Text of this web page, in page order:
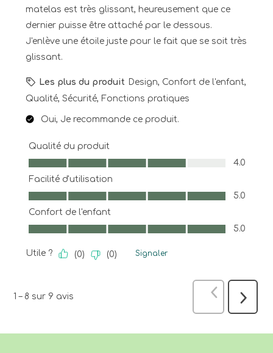
matelas est très glissant, heureusement que ce
dernier puisse être attaché par le dessous.
J'enlève une étoile juste pour le fait que se soit très
glissant.
Les plus du produit Design, Confort de l'enfant,
Qualité, Sécurité, Fonctions pratiques
Oui, Je recommande ce produit.
Qualité du produit
Qualité du produit, 4.0 sur 5
4.0
Facilité d'utilisation
Facilité d'utilisation, 5.0 sur 5
5.0
Confort de l'enfant
Confort de l'enfant, 5.0 sur 5
5.0
Utile ? (0) (0) Signaler
1 – 8 sur 9 avis Précédent
Suivant
avis